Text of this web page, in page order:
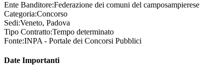
Ente Banditore:Federazione dei comuni del camposampierese
Categoria:Concorso
Sedi:Veneto, Padova
Tipo Contratto:Tempo determinato
Fonte:INPA - Portale dei Concorsi Pubblici
Date Importanti